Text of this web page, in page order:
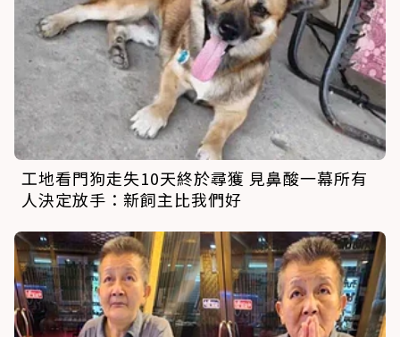
工地看門狗走失10天終於尋獲 見鼻酸一幕所有
人決定放手：新飼主比我們好